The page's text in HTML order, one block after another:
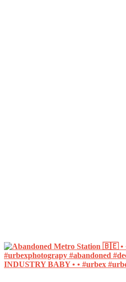
INDUSTRY BABY • • #urbex